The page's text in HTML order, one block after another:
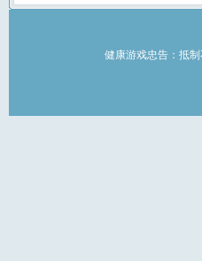
健康游戏忠告：抵